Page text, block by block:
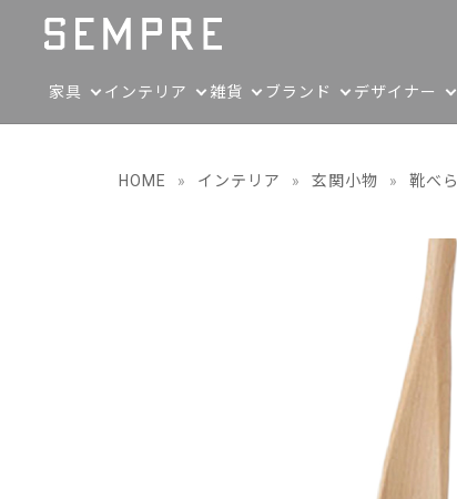
家具 インテリア 雑貨 ブランド デザイナー
HOME » インテリア » 玄関小物 » 靴べら